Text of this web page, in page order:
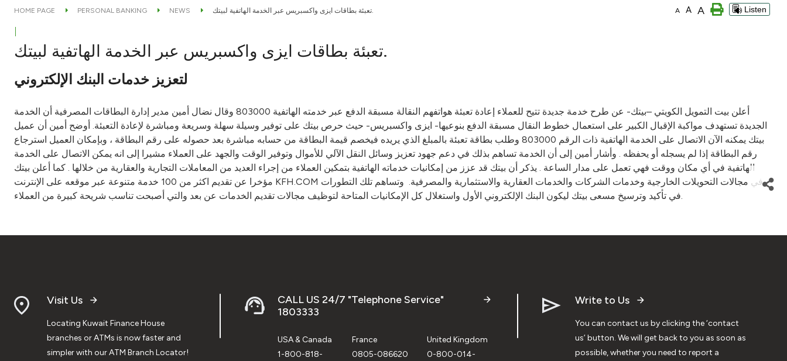
HOME PAGE PERSONAL BANKING NEWS تعبئة بطاقات ايزى واكسبريس عبر الخدمة الهاتفية لبيتك. A A A Listen
تعبئة بطاقات ايزى واكسبريس عبر الخدمة الهاتفية لبيتك.
لتعزيز خدمات البنك الإلكتروني
أعلن بيت التمويل الكويتي –بيتك- عن طرح خدمة جديدة تتيح للعملاء إعادة تعبئة هواتفهم النقالة مسبقة الدفع عبر خدمته الهاتفية 803000 وقال نضال أمين مدير إدارة البطاقات المصرفية أن الخدمة
الجديدة تستهدف مواكبة الإقبال الكبير على استعمال خطوط النقال مسبقة الدفع بنوعيها- ايزى واكسبريس- حيث حرص بيتك على توفير وسيلة سهلة وسريعة ومباشرة لإعادة التعبئة. أوضح أمين أن عميل
بيتك يمكنه الآن الاتصال على الخدمة الهاتفية ذات الرقم 803000 وطلب بطاقة تعبئة بالمبلغ الذي يريده فيخصم قيمة البطاقة من حسابه مباشرة بعد حصوله على رقم البطاقة ، وبإمكان العميل استرجاع
رقم البطاقة إذا لم يسجله أو يحفظه . وأشار أمين إلى أن الخدمة تساهم بذلك في دعم جهود تعزيز وسائل النقل الآلي للأموال وتوفير الوقت والجهد على العملاء مشيرا إلى انه يمكن الاتصال على الخدمة
الهاتفية في أي مكان ووقت فهي تعمل على مدار الساعة . يذكر أن بيتك قد عزز من إمكانيات خدماته الهاتفية بتمكين العملاء من إجراء العديد من المعاملات التجارية والعقارية من خلالها . كما أعلن بيتك
مؤخرا عن تقديم اكثر من 100 خدمة متنوعة عبر موقعه على الإنترنت KFH.COM في مجالات التحويلات الخارجية وخدمات الشركات والخدمات العقارية والاستثمارية والمصرفية. وتساهم تلك التطورات
في تأكيد وترسيخ مسعى بيتك ليكون البنك الإلكتروني الأول واستغلال كل الإمكانيات المتاحة لتوظيف مجالات تقديم الخدمات عن بعد والتي أصبحت تناسب شريحة كبيرة من العملاء.
Visit Us
Locating Kuwait Finance House
branches or ATMs is now faster and
simpler with our ATM Branch Locator!
CALL US 24/7 "Telephone Service"
1803333
USA & Canada
1-800-818-
France
0805-086620
United Kingdom
0-800-014-
Write to Us
You can contact us by clicking the ‘contact
us’ button. We will get back to you as soon as
possible, whether you need to report a